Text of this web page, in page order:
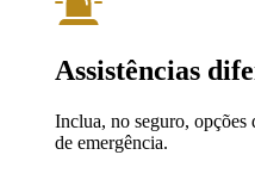
Assistências
Inclua, no seguro, opções
de emergência.